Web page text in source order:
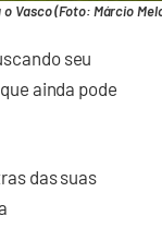
Vasco (Foto: Márcio
seu
ainda pode
das suas